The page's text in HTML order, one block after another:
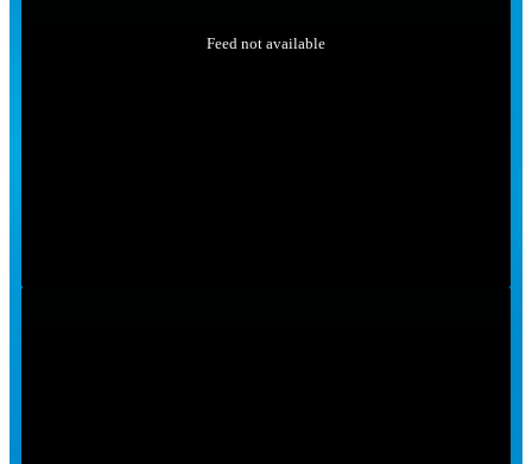
Feed not available